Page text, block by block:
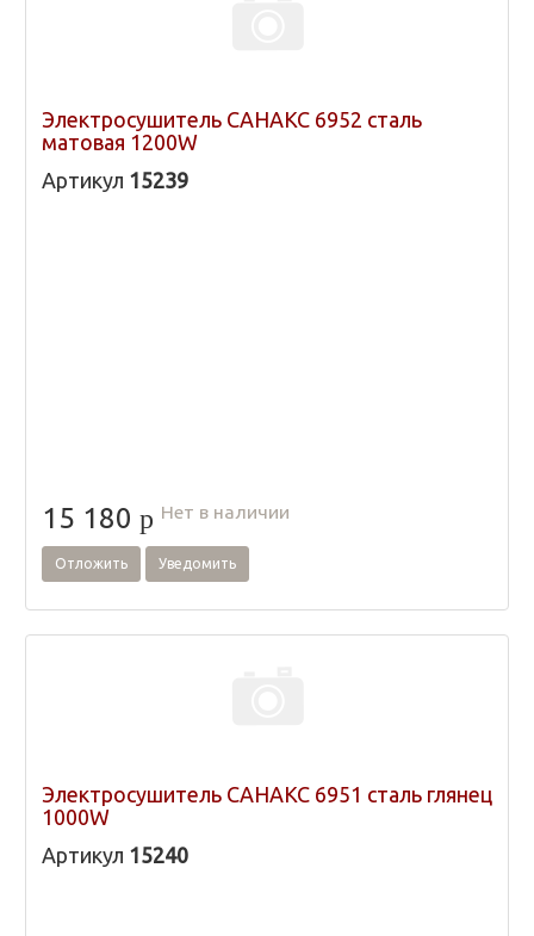
Электросушитель САНАКС 6952 сталь
матовая 1200W
Артикул 15239
15 180 p Нет в наличии
Отложить Уведомить
Электросушитель САНАКС 6951 сталь глянец
1000W
Артикул 15240